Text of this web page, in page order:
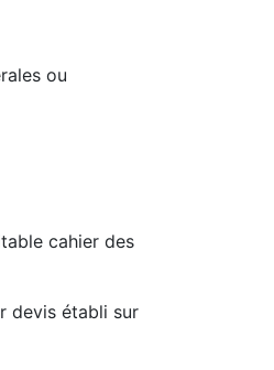
ou
cahier des
devis établi sur